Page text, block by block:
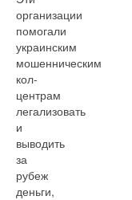
организации
помогали
украинским
мошенническим
кол-
центрам
легализовать
и
выводить
за
рубеж
деньги,